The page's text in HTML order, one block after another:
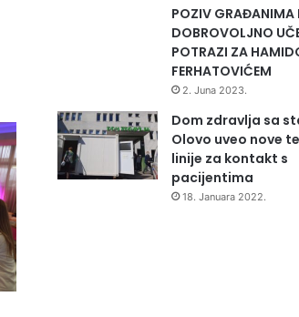
POZIV GRAĐANIMA
DOBROVOLJNO
POTRAZI ZA
FERHATOVIĆEM
2. Juna 2023.
Dom zdravlja sa
Olovo uveo nove
linije za kontakt s
pacijentima
18. Januara 2022.